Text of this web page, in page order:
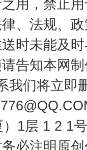
用，禁止
、法规、
时未能及
告知本网
我们将立即
1层 1 2 1
必注明原
今